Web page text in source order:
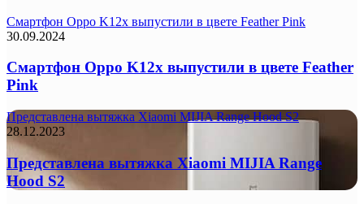
Смартфон Oppo K12x выпустили в цвете Feather Pink
30.09.2024
Смартфон Oppo K12x выпустили в цвете Feather
Pink
Представлена вытяжка Xiaomi MIJIA Range Hood S2
28.12.2023
Представлена вытяжка Xiaomi MIJIA Range
Hood S2